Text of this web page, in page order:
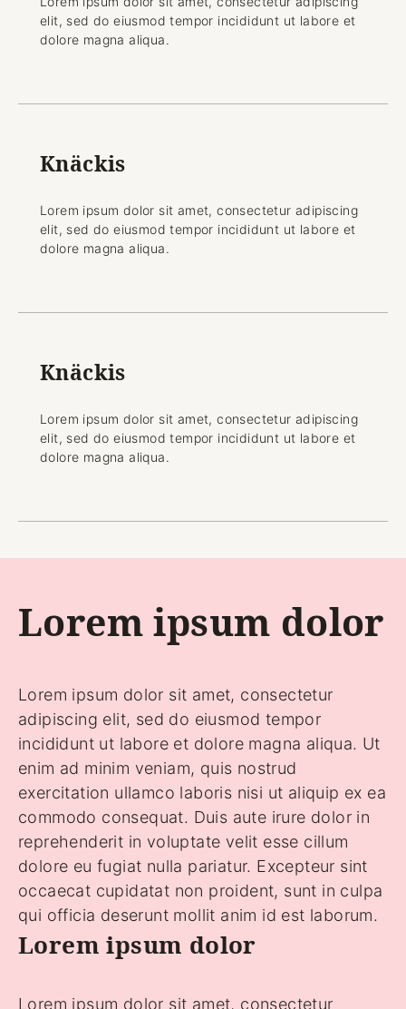
elit, sed do eiusmod tempor incididunt ut labore et
dolore magna aliqua.
Knäckis
Lorem ipsum dolor sit amet, consectetur adipiscing
elit, sed do eiusmod tempor incididunt ut labore et
dolore magna aliqua.
Knäckis
Lorem ipsum dolor sit amet, consectetur adipiscing
elit, sed do eiusmod tempor incididunt ut labore et
dolore magna aliqua.
Lorem ipsum dolor
Lorem ipsum dolor sit amet, consectetur
adipiscing elit, sed do eiusmod tempor
incididunt ut labore et dolore magna aliqua. Ut
enim ad minim veniam, quis nostrud
exercitation ullamco laboris nisi ut aliquip ex ea
commodo consequat. Duis aute irure dolor in
reprehenderit in voluptate velit esse cillum
dolore eu fugiat nulla pariatur. Excepteur sint
occaecat cupidatat non proident, sunt in culpa
qui officia deserunt mollit anim id est laborum.
Lorem ipsum dolor
Lorem ipsum dolor sit amet, consectetur